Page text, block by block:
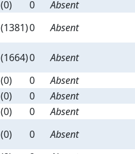
(0) 0
Absent
(1381)0
Absent
(1664)0
Absent
(0) 0
Absent
(0) 0
Absent
(0) 0
Absent
(0) 0
Absent